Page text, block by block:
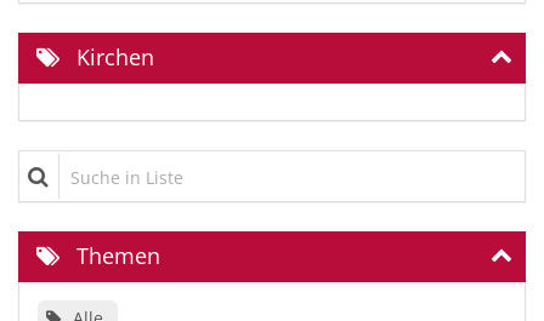
Kirchen
Suche in Liste
Themen